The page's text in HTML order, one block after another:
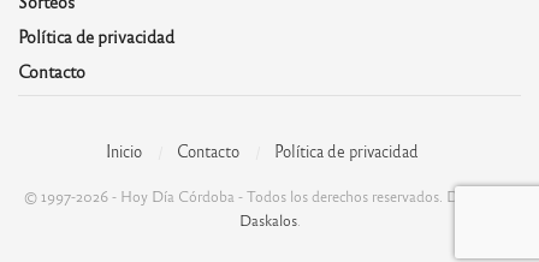
Política de privacidad
Contacto
Inicio Contacto Política de privacidad
© 1997-2026 - Hoy Día Córdoba - Todos los derechos reservados. Desarrolla:
Daskalos.